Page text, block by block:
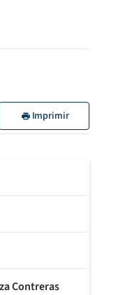
Imprimir
Contreras